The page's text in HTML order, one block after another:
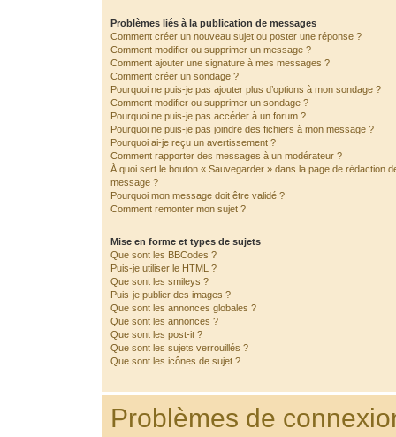
Problèmes liés à la publication de messages
Comment créer un nouveau sujet ou poster une réponse ?
Comment modifier ou supprimer un message ?
Comment ajouter une signature à mes messages ?
Comment créer un sondage ?
Pourquoi ne puis-je pas ajouter plus d’options à mon sondage ?
Comment modifier ou supprimer un sondage ?
Pourquoi ne puis-je pas accéder à un forum ?
Pourquoi ne puis-je pas joindre des fichiers à mon message ?
Pourquoi ai-je reçu un avertissement ?
Comment rapporter des messages à un modérateur ?
À quoi sert le bouton « Sauvegarder » dans la page de rédaction
message ?
Pourquoi mon message doit être validé ?
Comment remonter mon sujet ?
Mise en forme et types de sujets
Que sont les BBCodes ?
Puis-je utiliser le HTML ?
Que sont les smileys ?
Puis-je publier des images ?
Que sont les annonces globales ?
Que sont les annonces ?
Que sont les post-it ?
Que sont les sujets verrouillés ?
Que sont les icônes de sujet ?
Problèmes de